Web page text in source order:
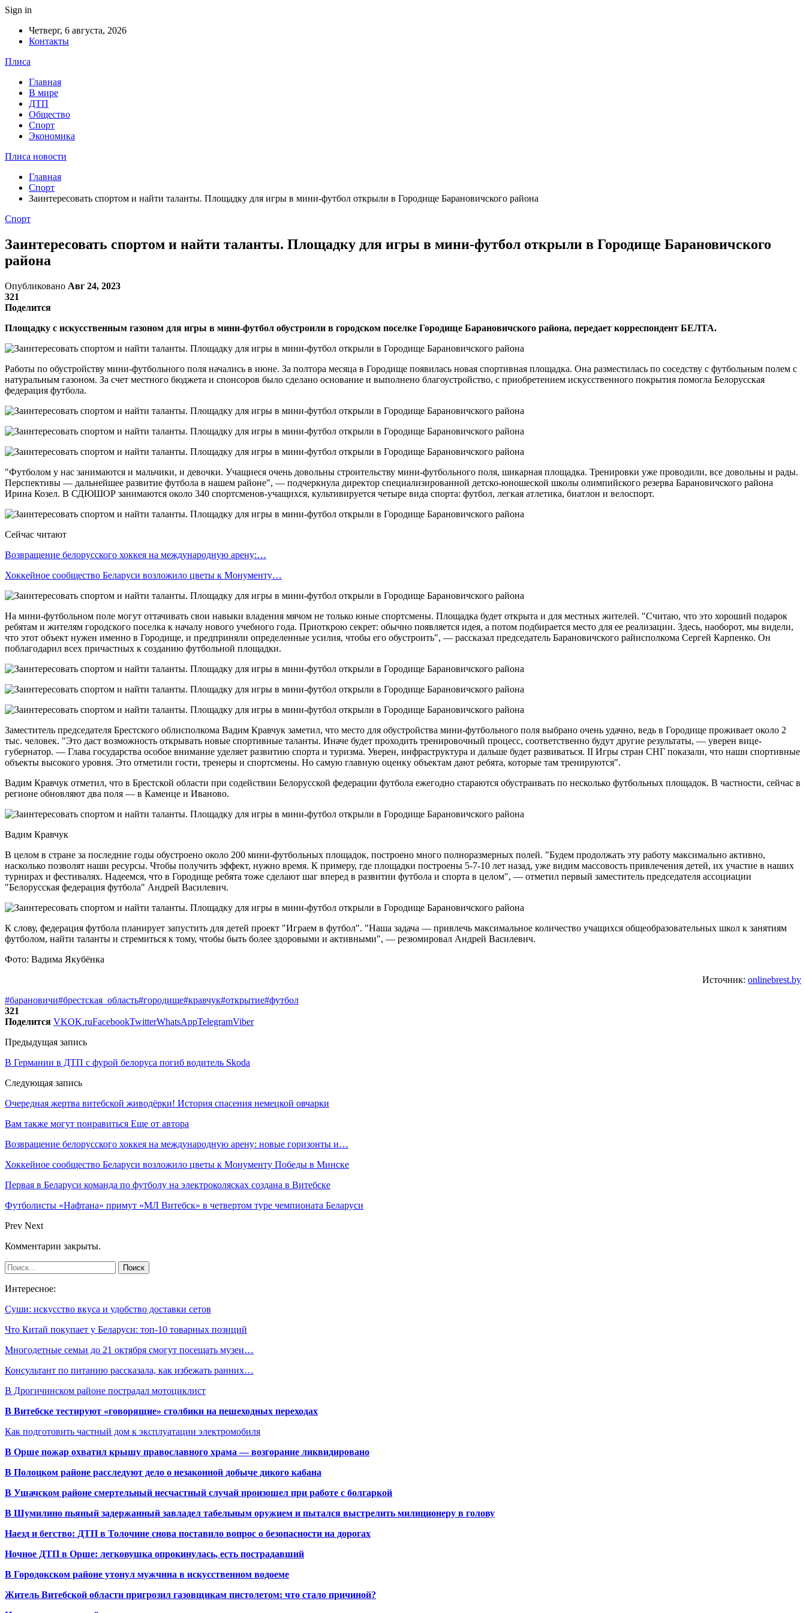
Sign in
Четверг, 6 августа, 2026
Контакты
Плиса
Главная
В мире
ДТП
Общество
Спорт
Экономика
Плиса новости
Главная
Спорт
Заинтересовать спортом и найти таланты. Площадку для игры в мини-футбол открыли в Городище Барановичского района
Спорт
Заинтересовать спортом и найти таланты. Площадку для игры в мини-футбол открыли в Городище Барановичского
района
Опубликовано Авг 24, 2023
321
Поделится
Площадку с искусственным газоном для игры в мини-футбол обустроили в городском поселке Городище Барановичского района, передает корреспондент БЕЛТА.
Работы по обустройству мини-футбольного поля начались в июне. За полтора месяца в Городище появилась новая спортивная площадка. Она разместилась по соседству с футбольным полем с
натуральным газоном. За счет местного бюджета и спонсоров было сделано основание и выполнено благоустройство, с приобретением искусственного покрытия помогла Белорусская
федерация футбола.
"Футболом у нас занимаются и мальчики, и девочки. Учащиеся очень довольны строительству мини-футбольного поля, шикарная площадка. Тренировки уже проводили, все довольны и рады.
Перспективы — дальнейшее развитие футбола в нашем районе", — подчеркнула директор специализированной детско-юношеской школы олимпийского резерва Барановичского района
Ирина Козел. В СДЮШОР занимаются около 340 спортсменов-учащихся, культивируется четыре вида спорта: футбол, легкая атлетика, биатлон и велоспорт.
Сейчас читают
Возвращение белорусского хоккея на международную арену:…
Хоккейное сообщество Беларуси возложило цветы к Монументу…
На мини-футбольном поле могут оттачивать свои навыки владения мячом не только юные спортсмены. Площадка будет открыта и для местных жителей. "Считаю, что это хороший подарок
ребятам и жителям городского поселка к началу нового учебного года. Приоткрою секрет: обычно появляется идея, а потом подбирается место для ее реализации. Здесь, наоборот, мы видели,
что этот объект нужен именно в Городище, и предприняли определенные усилия, чтобы его обустроить", — рассказал председатель Барановичского райисполкома Сергей Карпенко. Он
поблагодарил всех причастных к созданию футбольной площадки.
Заместитель председателя Брестского облисполкома Вадим Кравчук заметил, что место для обустройства мини-футбольного поля выбрано очень удачно, ведь в Городище проживает около 2
тыс. человек. "Это даст возможность открывать новые спортивные таланты. Иначе будет проходить тренировочный процесс, соответственно будут другие результаты, — уверен вице-
губернатор. — Глава государства особое внимание уделяет развитию спорта и туризма. Уверен, инфраструктура и дальше будет развиваться. II Игры стран СНГ показали, что наши спортивные
объекты высокого уровня. Это отметили гости, тренеры и спортсмены. Но самую главную оценку объектам дают ребята, которые там тренируются".
Вадим Кравчук отметил, что в Брестской области при содействии Белорусской федерации футбола ежегодно стараются обустраивать по несколько футбольных площадок. В частности, сейчас в
регионе обновляют два поля — в Каменце и Иваново.
Вадим Кравчук
В целом в стране за последние годы обустроено около 200 мини-футбольных площадок, построено много полноразмерных полей. "Будем продолжать эту работу максимально активно,
насколько позволят наши ресурсы. Чтобы получить эффект, нужно время. К примеру, где площадки построены 5-7-10 лет назад, уже видим массовость привлечения детей, их участие в наших
турнирах и фестивалях. Надеемся, что в Городище ребята тоже сделают шаг вперед в развитии футбола и спорта в целом", — отметил первый заместитель председателя ассоциации
"Белорусская федерация футбола" Андрей Василевич.
К слову, федерация футбола планирует запустить для детей проект "Играем в футбол". "Наша задача — привлечь максимальное количество учащихся общеобразовательных школ к занятиям
футболом, найти таланты и стремиться к тому, чтобы быть более здоровыми и активными", — резюмировал Андрей Василевич.
Фото: Вадима Якубёнка
Источник: onlinebrest.by
#барановичи#брестская_область#городище#кравчук#открытие#футбол
321
Поделится VKOK.ruFacebookTwitterWhatsAppTelegramViber
Предыдущая запись
В Германии в ДТП с фурой белоруса погиб водитель Skoda
Следующая запись
Очередная жертва витебской живодёрки! История спасения немецкой овчарки
Вам также могут понравиться Еще от автора
Возвращение белорусского хоккея на международную арену: новые горизонты и…
Хоккейное сообщество Беларуси возложило цветы к Монументу Победы в Минске
Первая в Беларуси команда по футболу на электроколясках создана в Витебске
Футболисты «Нафтана» примут «МЛ Витебск» в четвертом туре чемпионата Беларуси
Prev Next
Комментарии закрыты.
Интересное:
Суши: искусство вкуса и удобство доставки сетов
Что Китай покупает у Беларуси: топ-10 товарных позиций
Многодетные семьи до 21 октября смогут посещать музеи…
Консультант по питанию рассказала, как избежать ранних…
В Дрогичинском районе пострадал мотоциклист
В Витебске тестируют «говорящие» столбики на пешеходных переходах
Как подготовить частный дом к эксплуатации электромобиля
В Орше пожар охватил крышу православного храма — возгорание ликвидировано
В Полоцком районе расследуют дело о незаконной добыче дикого кабана
В Ушачском районе смертельный несчастный случай произошел при работе с болгаркой
В Шумилино пьяный задержанный завладел табельным оружием и пытался выстрелить милиционеру в голову
Наезд и бегство: ДТП в Толочине снова поставило вопрос о безопасности на дорогах
Ночное ДТП в Орше: легковушка опрокинулась, есть пострадавший
В Городокском районе утонул мужчина в искусственном водоеме
Житель Витебской области пригрозил газовщикам пистолетом: что стало причиной?